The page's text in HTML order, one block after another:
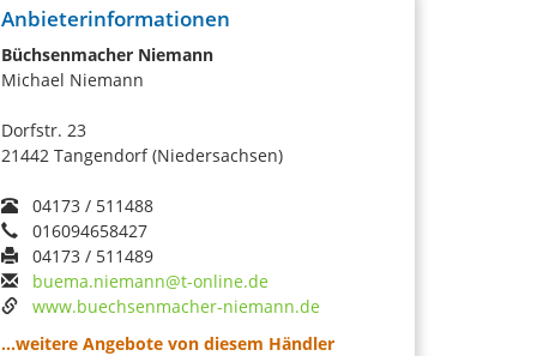
Anbieterinformationen
Büchsenmacher Niemann
Michael Niemann
Dorfstr. 23
21442 Tangendorf (Niedersachsen)
04173 / 511488
016094658427
04173 / 511489
buema.niemann@t-online.de
www.buechsenmacher-niemann.de
...weitere Angebote von diesem Händler